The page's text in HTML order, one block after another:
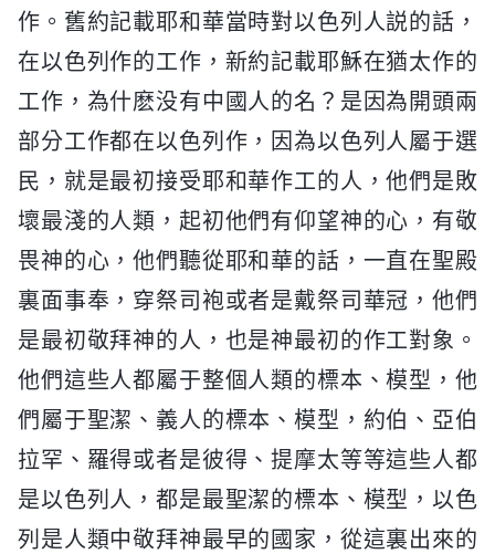
作。舊約記載耶和華當時對以色列人説的話，
在以色列作的工作，新約記載耶穌在猶太作的
工作，為什麽没有中國人的名？是因為開頭兩
部分工作都在以色列作，因為以色列人屬于選
民，就是最初接受耶和華作工的人，他們是敗
壞最淺的人類，起初他們有仰望神的心，有敬
畏神的心，他們聽從耶和華的話，一直在聖殿
裏面事奉，穿祭司袍或者是戴祭司華冠，他們
是最初敬拜神的人，也是神最初的作工對象。
他們這些人都屬于整個人類的標本、模型，他
們屬于聖潔、義人的標本、模型，約伯、亞伯
拉罕、羅得或者是彼得、提摩太等等這些人都
是以色列人，都是最聖潔的標本、模型，以色
列是人類中敬拜神最早的國家，從這裏出來的